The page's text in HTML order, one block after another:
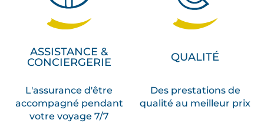
ASSISTANCE &
CONCIERGERIE
L'assurance d'être
accompagné pendant
votre voyage 7/7
QUALITÉ
Des prestations de
qualité au meilleur prix